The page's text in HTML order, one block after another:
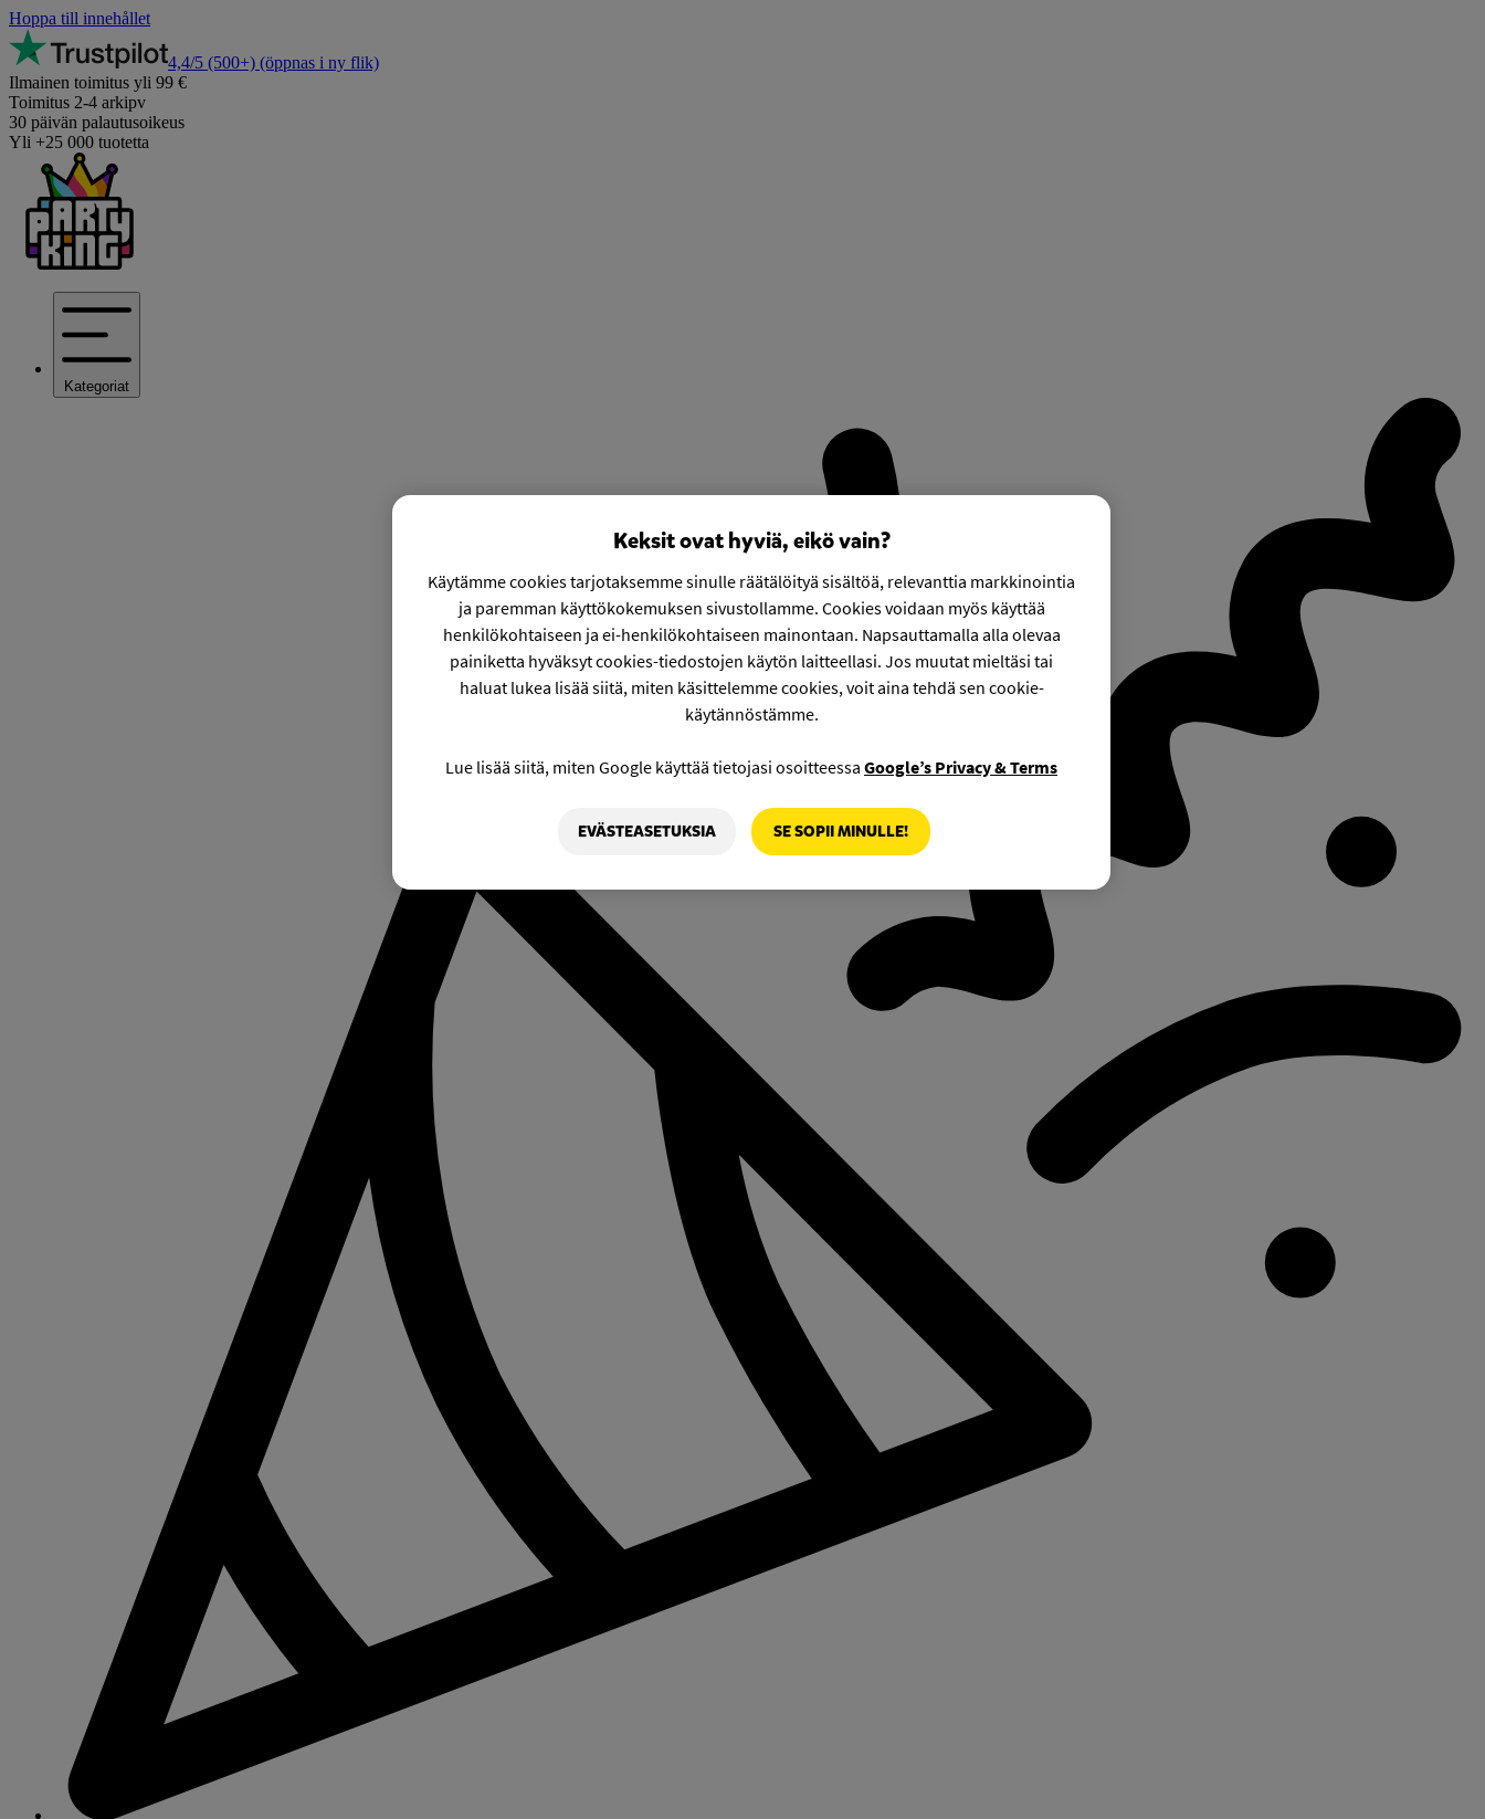
Hoppa till innehållet
4,4/5 (500+) (öppnas i ny flik)
Ilmainen toimitus yli 99 €
Toimitus 2-4 arkipv
30 päivän palautusoikeus
Yli +25 000 tuotetta
Kategoriat
Keksit ovat hyviä, eikö vain?
Käytämme cookies tarjotaksemme sinulle räätälöityä sisältöä, relevanttia markkinointia
ja paremman käyttökokemuksen sivustollamme. Cookies voidaan myös käyttää
henkilökohtaiseen ja ei-henkilökohtaiseen mainontaan. Napsauttamalla alla olevaa
painiketta hyväksyt cookies-tiedostojen käytön laitteellasi. Jos muutat mieltäsi tai
haluat lukea lisää siitä, miten käsittelemme cookies, voit aina tehdä sen cookie-
käytännöstämme.
Lue lisää siitä, miten Google käyttää tietojasi osoitteessa Google’s Privacy & Terms
EVÄSTEASETUKSIA SE SOPII MINULLE!